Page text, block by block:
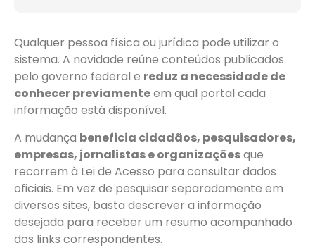
Qualquer pessoa física ou jurídica pode utilizar o
sistema. A novidade reúne conteúdos publicados
pelo governo federal e reduz a necessidade de
conhecer previamenteem qual portal cada
informação está disponível.
A mudança beneficia cidadãos, pesquisadores,
empresas, jornalistas e organizaçõesque
recorrem à Lei de Acesso para consultar dados
oficiais. Em vez de pesquisar separadamente em
diversos sites, basta descrever a informação
desejada para receber um resumo acompanhado
dos links correspondentes.